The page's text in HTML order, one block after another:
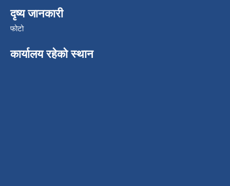
दृष्य जानकारी
फोटो
कार्यालय रहेको स्थान